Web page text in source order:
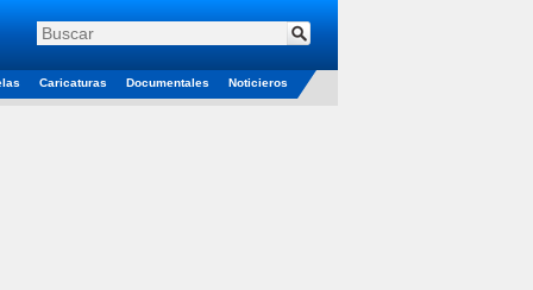
Caricaturas Documentales Noticieros